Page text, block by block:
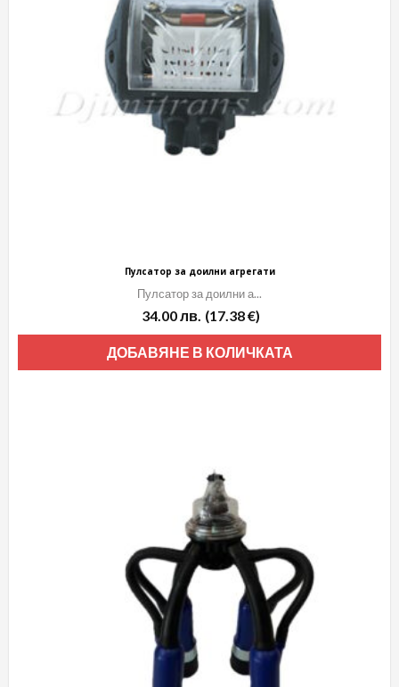
Пулсатор за доилни агрегати
Пулсатор за доилни а...
34.00 лв. (17.38 €)
ДОБАВЯНЕ В КОЛИЧКАТА